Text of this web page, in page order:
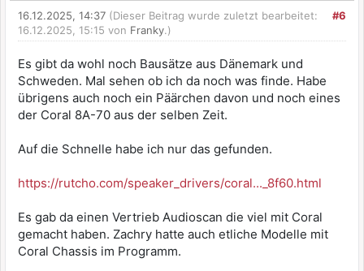
#6
16.12.2025, 14:37 (Dieser Beitrag wurde zuletzt bearbeitet:
16.12.2025, 15:15 von Franky.)
Es gibt da wohl noch Bausätze aus Dänemark und
Schweden. Mal sehen ob ich da noch was finde. Habe
übrigens auch noch ein Päärchen davon und noch eines
der Coral 8A-70 aus der selben Zeit.
Auf die Schnelle habe ich nur das gefunden.
https://rutcho.com/speaker_drivers/coral..._8f60.html
Es gab da einen Vertrieb Audioscan die viel mit Coral
gemacht haben. Zachry hatte auch etliche Modelle mit
Coral Chassis im Programm.